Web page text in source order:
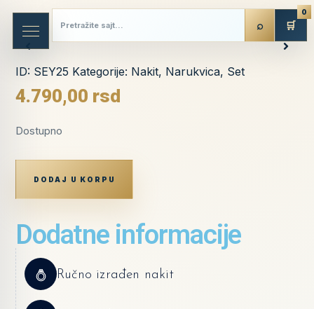
ID: SEY25 Kategorije: Nakit, Narukvica, Set
4.790,00 rsd
Dostupno
DODAJ U KORPU
Dodatne informacije
Ručno izrađen nakit
🛒
0